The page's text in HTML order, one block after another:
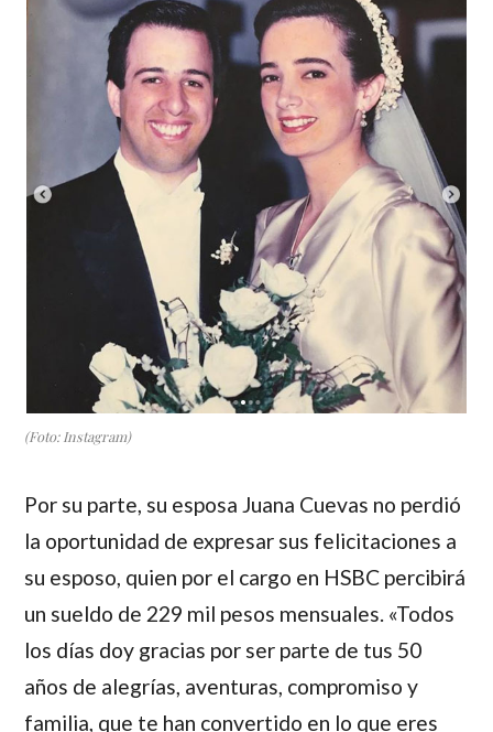
(Foto: Instagram)
Por su parte, su esposa Juana Cuevas no perdió
la oportunidad de expresar sus felicitaciones a
su esposo, quien por el cargo en HSBC percibirá
un sueldo de 229 mil pesos mensuales. «Todos
los días doy gracias por ser parte de tus 50
años de alegrías, aventuras, compromiso y
familia, que te han convertido en lo que eres